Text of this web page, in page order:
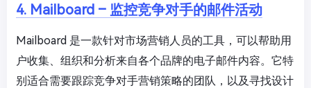
4. Mailboard – 监控竞争对手的邮件活动
Mailboard 是一款针对市场营销人员的工具，可以帮助用
户收集、组织和分析来自各个品牌的电子邮件内容。它特
别适合需要跟踪竞争对手营销策略的团队，以及寻找设计